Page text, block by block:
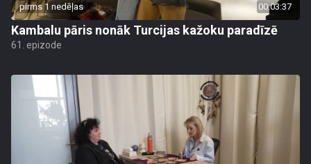
pirms 1 nedēļas 00:03:37
Kambalu pāris nonāk Turcijas kažoku paradīzē
61. epizode